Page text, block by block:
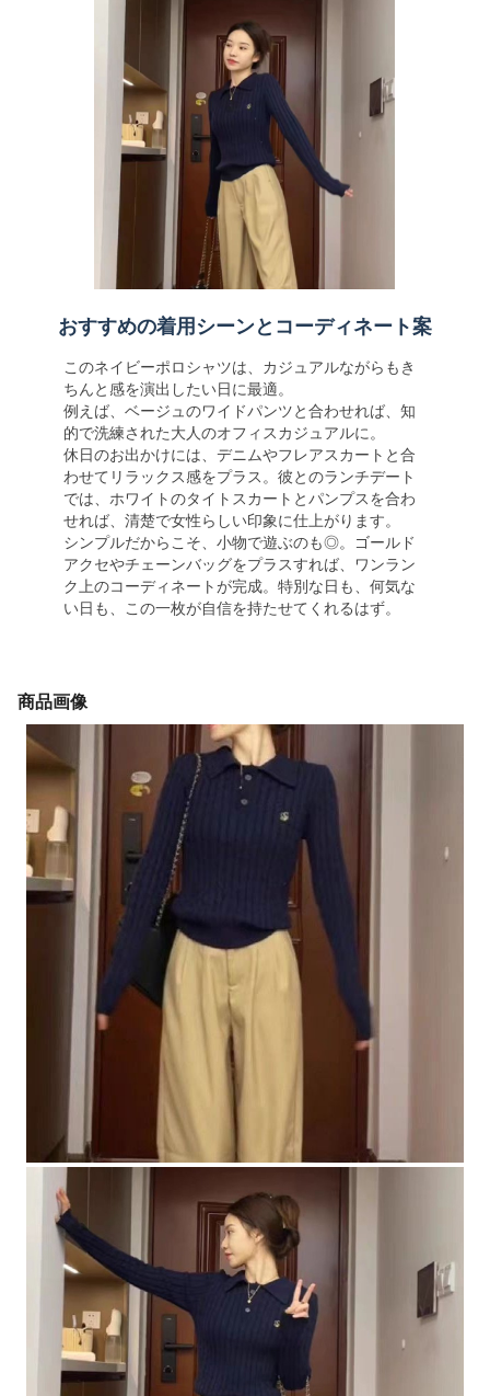
おすすめの着用シーンとコーディネート案
このネイビーポロシャツは、カジュアルながらもき
ちんと感を演出したい日に最適。
例えば、ベージュのワイドパンツと合わせれば、知
的で洗練された大人のオフィスカジュアルに。
休日のお出かけには、デニムやフレアスカートと合
わせてリラックス感をプラス。彼とのランチデート
では、ホワイトのタイトスカートとパンプスを合わ
せれば、清楚で女性らしい印象に仕上がります。
シンプルだからこそ、小物で遊ぶのも◎。ゴールド
アクセやチェーンバッグをプラスすれば、ワンラン
ク上のコーディネートが完成。特別な日も、何気な
い日も、この一枚が自信を持たせてくれるはず。
商品画像